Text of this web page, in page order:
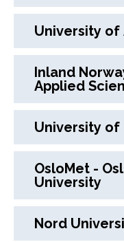
University of
Inland
Applied
University of
OsloMet -
University
Nord